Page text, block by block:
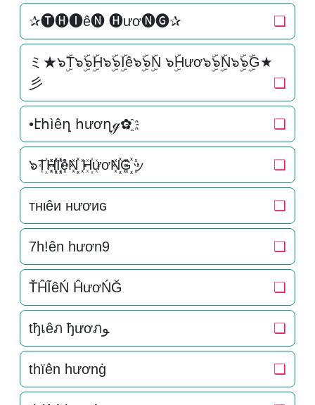
✰🅣🅗🅘ê🅝 🅗ươ🅝🅖✰ ❏
ミ★๖ۣۜT๖ۣۜ๖ۣۜH๖ۣۜ๖ۣۜIê๖ۣۜ๖ۣۜN ๖ۣۜHươ๖ۣۜ๖ۣۜN๖ۣۜ๖ۣۜG★
彡
❏
•էհìêղ հươղℊ✿҈ ❏
๖T꙰H꙰꙰I꙰꙰êN꙰꙰ H꙰ươN꙰꙰G꙰꙰ッ ❏
тнιêи нươиɢ ❏
7h!ên hươn9 ❏
ŤĤĨêŃ ĤươŃĞ ❏
tђเêภ ђươภﻮ ❏
thïên hươnġ ❏